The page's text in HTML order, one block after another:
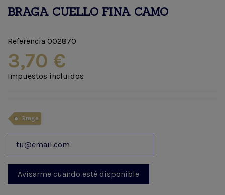
BRAGA CUELLO FINA CAMO
Referencia 002870
3,70 €
Impuestos incluidos
Braga